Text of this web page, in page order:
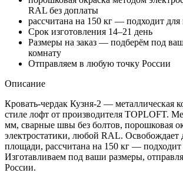
RAL без доплаты
рассчитана на 150 кг — подходит для
Срок изготовления 14–21 день
Размеры на заказ — подберём под
комнату
Отправляем в любую точку России
Описание
Кровать-чердак Кузня-2 — металлическая
стиле лофт от производителя TOPLOFT.
мм, сварные швы без болтов, порошковая
электростатики, любой RAL. Освобождает
площади, рассчитана на 150 кг — подходит
Изготавливаем под ваши размеры,
России.